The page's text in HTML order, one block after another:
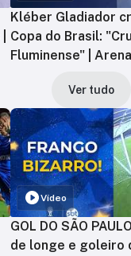
Kléber Gladiador
Copa do Brasil:
Fluminense" |
Ver tudo
Vídeo
GOL DO SÃO
de longe e goleiro